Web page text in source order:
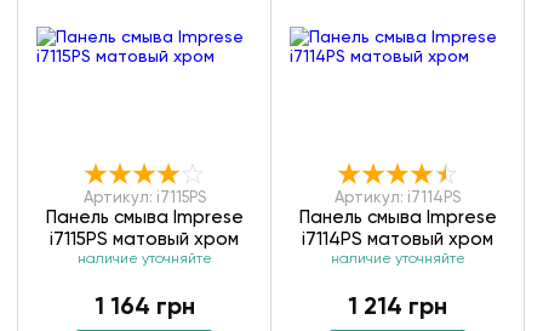
Артикул: i7115PS
Панель смыва Imprese
i7115PS матовый хром
наличие уточняйте
1 164 грн
Артикул: i7114PS
Панель смыва Imprese
i7114PS матовый хром
наличие уточняйте
1 214 грн